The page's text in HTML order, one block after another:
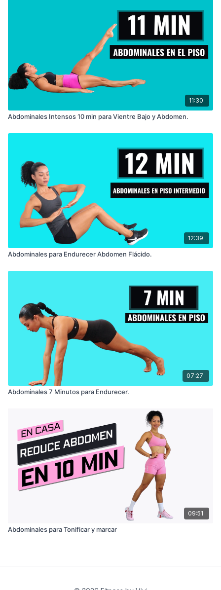
11:30
Abdominales Intensos 10 min para Vientre Bajo y Abdomen.
12:39
Abdominales para Endurecer Abdomen Flácido.
07:27
Abdominales 7 Minutos para Endurecer.
09:51
Abdominales para Tonificar y marcar